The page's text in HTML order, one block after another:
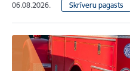
06.08.2026. Skrīveru pagasts